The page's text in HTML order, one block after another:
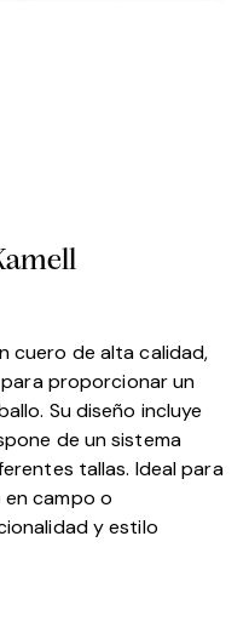
cuero de alta calidad,
proporcionar un
Su diseño incluye
de un sistema
tallas. Ideal para
campo o
y estilo